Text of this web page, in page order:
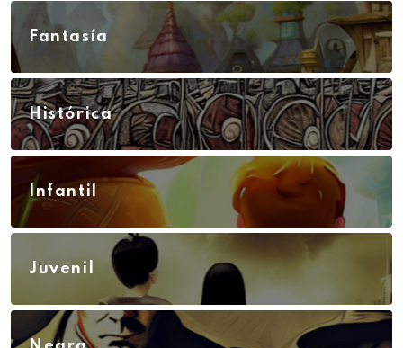
Fantasía
Histórica
Infantil
Juvenil